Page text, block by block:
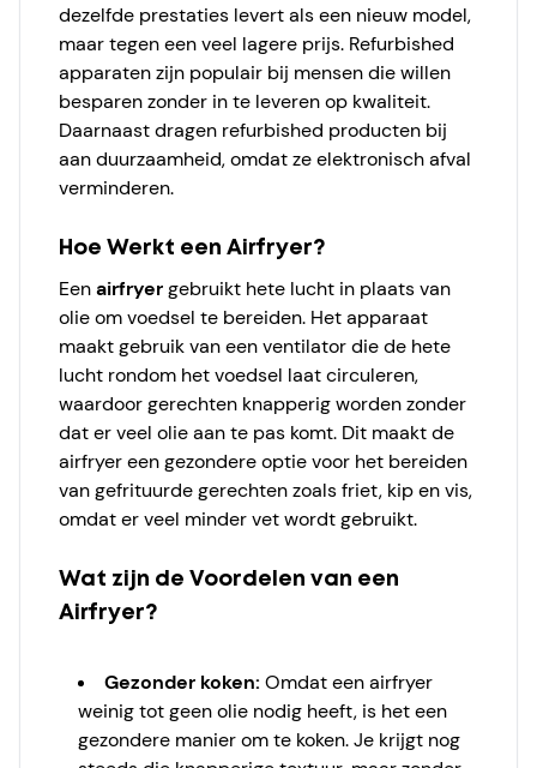
dezelfde prestaties levert als een nieuw model,
maar tegen een veel lagere prijs. Refurbished
apparaten zijn populair bij mensen die willen
besparen zonder in te leveren op kwaliteit.
Daarnaast dragen refurbished producten bij
aan duurzaamheid, omdat ze elektronisch afval
verminderen.
Hoe Werkt een Airfryer?
Eenairfryergebruikt hete lucht in plaats van
olie om voedsel te bereiden. Het apparaat
maakt gebruik van een ventilator die de hete
lucht rondom het voedsel laat circuleren,
waardoor gerechten knapperig worden zonder
dat er veel olie aan te pas komt. Dit maakt de
airfryer een gezondere optie voor het bereiden
van gefrituurde gerechten zoals friet, kip en vis,
omdat er veel minder vet wordt gebruikt.
Wat zijn de Voordelen van een
Airfryer?
Gezonder koken: Omdat een airfryer
weinig tot geen olie nodig heeft, is het een
gezondere manier om te koken. Je krijgt nog